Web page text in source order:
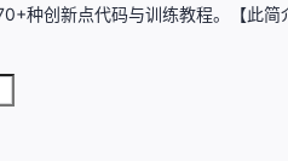
种创新点代码与训练教程。【此简